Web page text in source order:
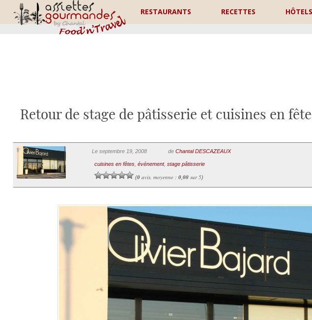
RESTAURANTS RECETTES HÔTELS
Retour de stage de pâtisserie et cuisines en
Le septembre 19, 2008 de Chantal DESCAZEAUX
cuisines en fêtes, événement, stage pâtisserie
(0avis, moyenne : 0,00sur 5)